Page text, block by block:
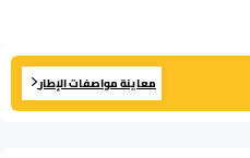
معاينة مواصفات الإطار